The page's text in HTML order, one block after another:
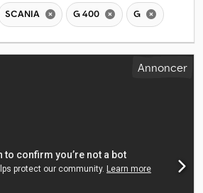
SCANIA G 400 G
Annoncer